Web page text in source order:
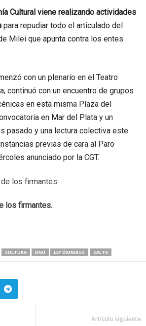
Cultural viene realizando actividades
para repudiar todo el articulado del
Milei que apunta contra los entes
con un plenario en el Teatro
continuó con un encuentro de grupos
en esta misma Plaza del
en Mar del Plata y un
pasado y una lectura colectiva este
previas de cara al Paro
anunciado por la CGT.
los firmantes.
CULTURA DNU LEY ÓMNIBUS SALTA
Artículo siguiente